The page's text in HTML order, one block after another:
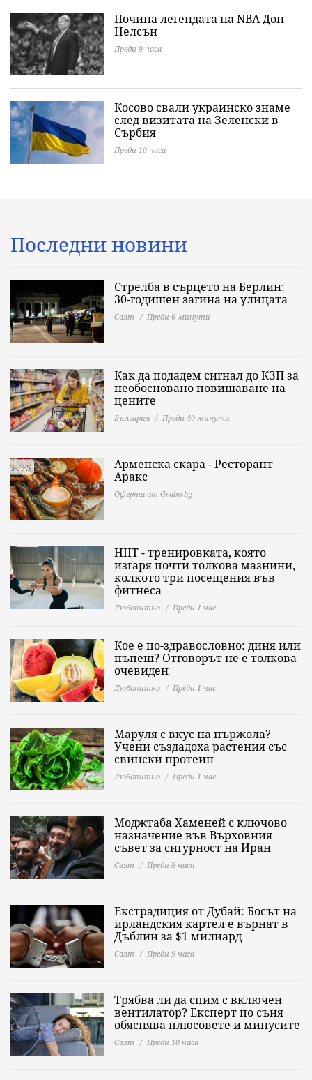
Почина легендата на NBA Дон
Нелсън
Преди 9 часа
Косово свали украинско знаме
след визитата на Зеленски в
Сърбия
Преди 10 часа
Последни новини
Стрелба в сърцето на Берлин:
30-годишен загина на улицата
Свят Преди 6 минути
Как да подадем сигнал до КЗП за
необосновано повишаване на
цените
България Преди 40 минути
Арменска скара - Ресторант
Аракс
Оферта от Grabo.bg
HIIT - тренировката, която
изгаря почти толкова мазнини,
колкото три посещения във
фитнеса
Любопитно Преди 1 час
Кое е по-здравословно: диня или
пъпеш? Отговорът не е толкова
очевиден
Любопитно Преди 1 час
Маруля с вкус на пържола?
Учени създадоха растения със
свински протеин
Любопитно Преди 1 час
Моджтаба Хаменей с ключово
назначение във Върховния
съвет за сигурност на Иран
Свят Преди 8 часа
Екстрадиция от Дубай: Босът на
ирландския картел е върнат в
Дъблин за $1 милиард
Свят Преди 9 часа
Трябва ли да спим с включен
вентилатор? Експерт по съня
обяснява плюсовете и минусите
Свят Преди 10 часа